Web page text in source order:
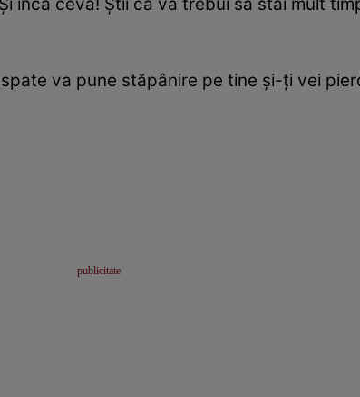
va pune stăpânire pe tine şi-ţi vei